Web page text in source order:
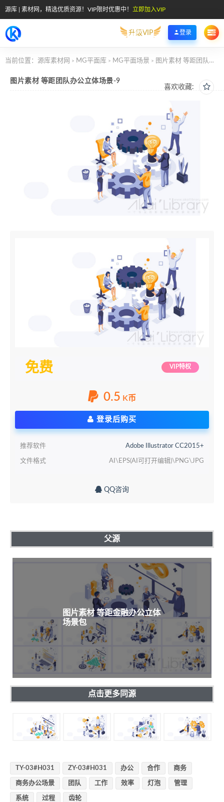
源库 | 素材网，精选优质资源！VIP限时优惠中！ 立即加入VIP
升级VIP 登录
当前位置： 源库素材网 > MG平面库 > MG平面场景 > 图片素材 等距团队办公立体场景-9
喜欢收藏:
图片素材 等距团队办公立体场景-9
免费 VIP特权
0.5 K币
登录后购买
推荐软件 Adobe Illustrator CC2015+
文件格式 AI\EPS(AI可打开编辑)\PNG\JPG
QQ咨询
父源
图片素材 等距金融办公立体
场景包
点击更多同源
TY-03#H031 ZY-03#H031 办公 合作 商务
商务办公场景 团队 工作 效率 灯泡 管理
系统 过程 齿轮